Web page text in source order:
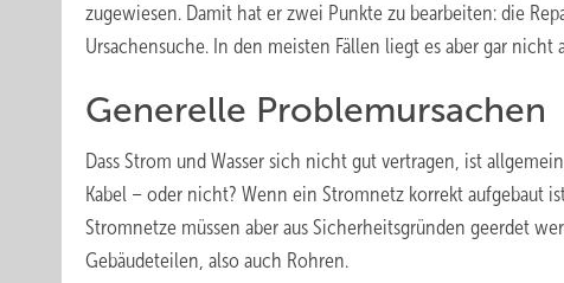
zugewiesen. Damit hat er zwei Punkte zu bearbeiten: die
Ursachensuche. In den meisten Fällen liegt es aber gar
Generelle Problemursachen
Dass Strom und Wasser sich nicht gut vertragen, ist
Kabel – oder nicht? Wenn ein Stromnetz korrekt aufgebaut
Stromnetze müssen aber aus Sicherheitsgründen geerdet
Gebäudeteilen, also auch Rohren.